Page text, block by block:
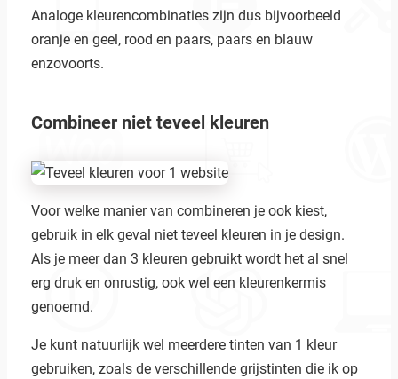
Analoge kleurencombinaties zijn dus bijvoorbeeld
oranje en geel, rood en paars, paars en blauw
enzovoorts.
Combineer niet teveel kleuren
Voor welke manier van combineren je ook kiest,
gebruik in elk geval niet teveel kleuren in je design.
Als je meer dan 3 kleuren gebruikt wordt het al snel
erg druk en onrustig, ook wel een kleurenkermis
genoemd.
Je kunt natuurlijk wel meerdere tinten van 1 kleur
gebruiken, zoals de verschillende grijstinten die ik op